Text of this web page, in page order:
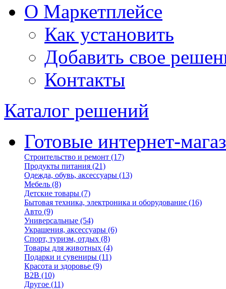
О Маркетплейсе
Как установить
Добавить свое
Контакты
Каталог решений
Готовые интернет-
Строительство и ремонт (17)
Продукты питания (21)
Одежда, обувь, аксессуары (13)
Мебель (8)
Детские товары (7)
Бытовая техника, электроника и оборудование (16)
Авто (9)
Универсальные (54)
Украшения, аксессуары (6)
Спорт, туризм, отдых (8)
Товары для животных (4)
Подарки и сувениры (11)
Красота и здоровье (9)
B2B (10)
Другое (11)